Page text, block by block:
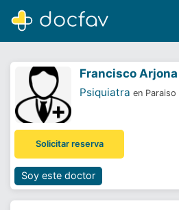
Software para
¿Eres un
Francisco
Psiquiatra en Paraiso
Solicitar reserva
Soy este doctor